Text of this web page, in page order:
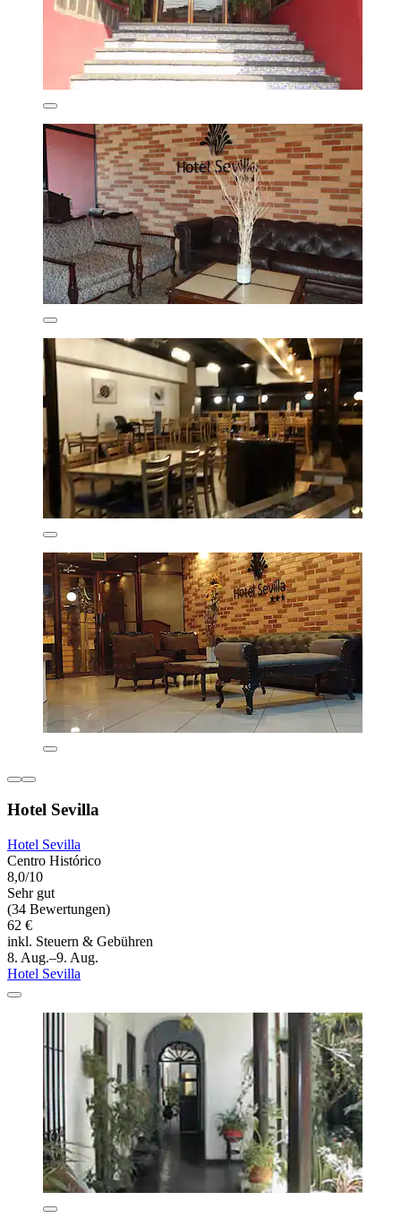
Hotel Sevilla
Hotel Sevilla
Centro Histórico
8,0/10
Sehr gut
(34 Bewertungen)
62 €
inkl. Steuern & Gebühren
8. Aug.–9. Aug.
Hotel Sevilla